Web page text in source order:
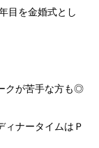
目を金婚式とし
クが苦手な方も◎
ィナータイムはＰ